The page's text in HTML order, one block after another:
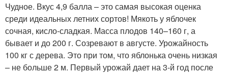
Чудное. Вкус 4,9 балла – это самая высокая оценка
среди идеальных летних сортов! Мякоть у яблочек
сочная, кисло-сладкая. Масса плодов 140–160 г, а
бывает и до 200 г. Созревают в августе. Урожайность
100 кг с дерева. Это при том, что яблонька очень низкая
– не больше 2 м. Первый урожай дает на 3-й год после